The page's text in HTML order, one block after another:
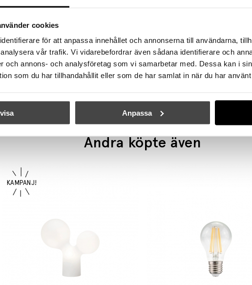
cookies
för att anpassa innehållet och annonserna till användarna,
vår trafik. Vi vidarebefordrar även sådana identifierare och
och annons- och analysföretag som vi samarbetar med. Dessa kan i
som du har tillhandahållit eller som de har samlat in när du har
Anpassa
SECTO DESIGN
Kumulo 5200 Pendel Birch
SECTO DESIGN
Andra köpte även